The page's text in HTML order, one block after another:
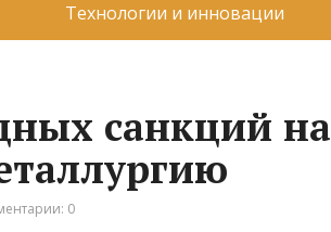
Технологии и инновации
санкций на
0